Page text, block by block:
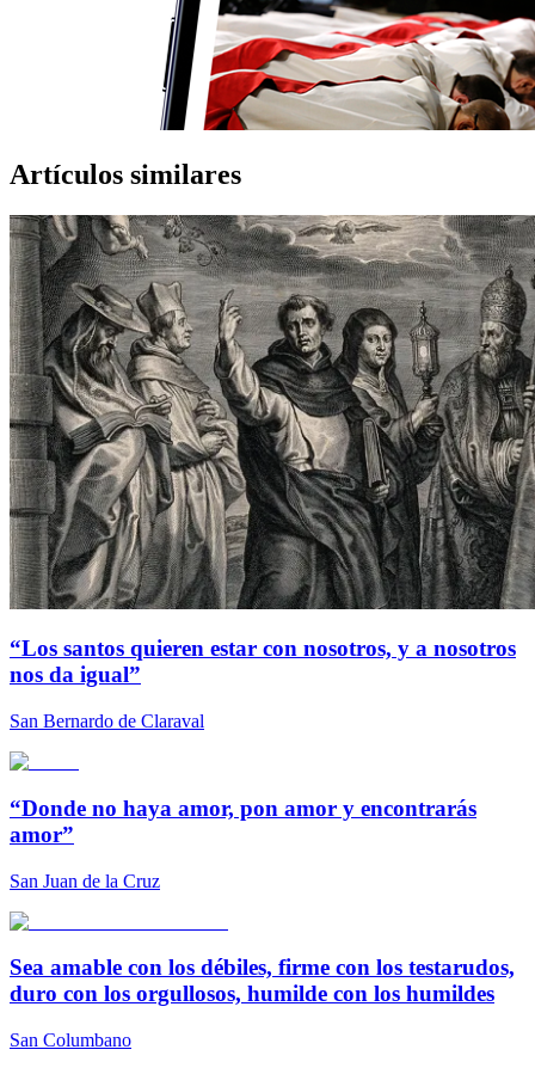
Artículos similares
“Los santos quieren estar con nosotros, y a nosotros
nos da igual”
San Bernardo de Claraval
“Donde no haya amor, pon amor y encontrarás
amor”
San Juan de la Cruz
Sea amable con los débiles, firme con los testarudos,
duro con los orgullosos, humilde con los humildes
San Columbano